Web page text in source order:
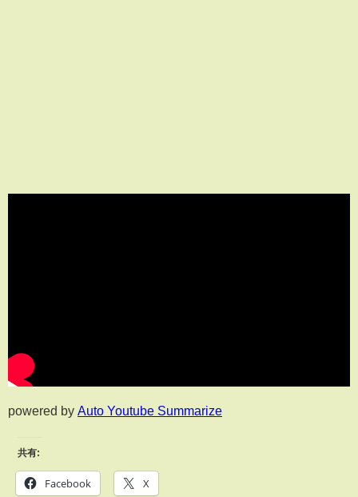
powered by Auto Youtube Summarize
共有:
Facebook X